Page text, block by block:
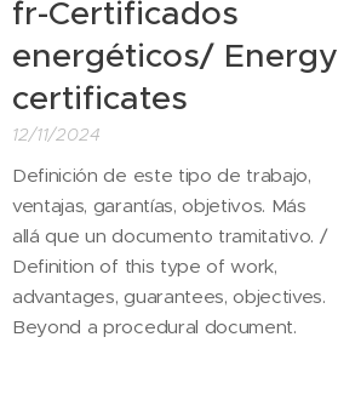
fr-Certificados
energéticos/ Energy
certificates
12/11/2024
Definición de este tipo de trabajo,
ventajas, garantías, objetivos. Más
allá que un documento tramitativo. /
Definition of this type of work,
advantages, guarantees, objectives.
Beyond a procedural document.